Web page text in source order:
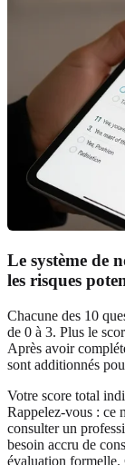
Le système de
les risques
Chacune des 10
de 0 à 3. Plus le
Après avoir
sont additionnés
Votre score total
Rappelez‑vous :
consulter un
besoin accru de
évaluation formelle.